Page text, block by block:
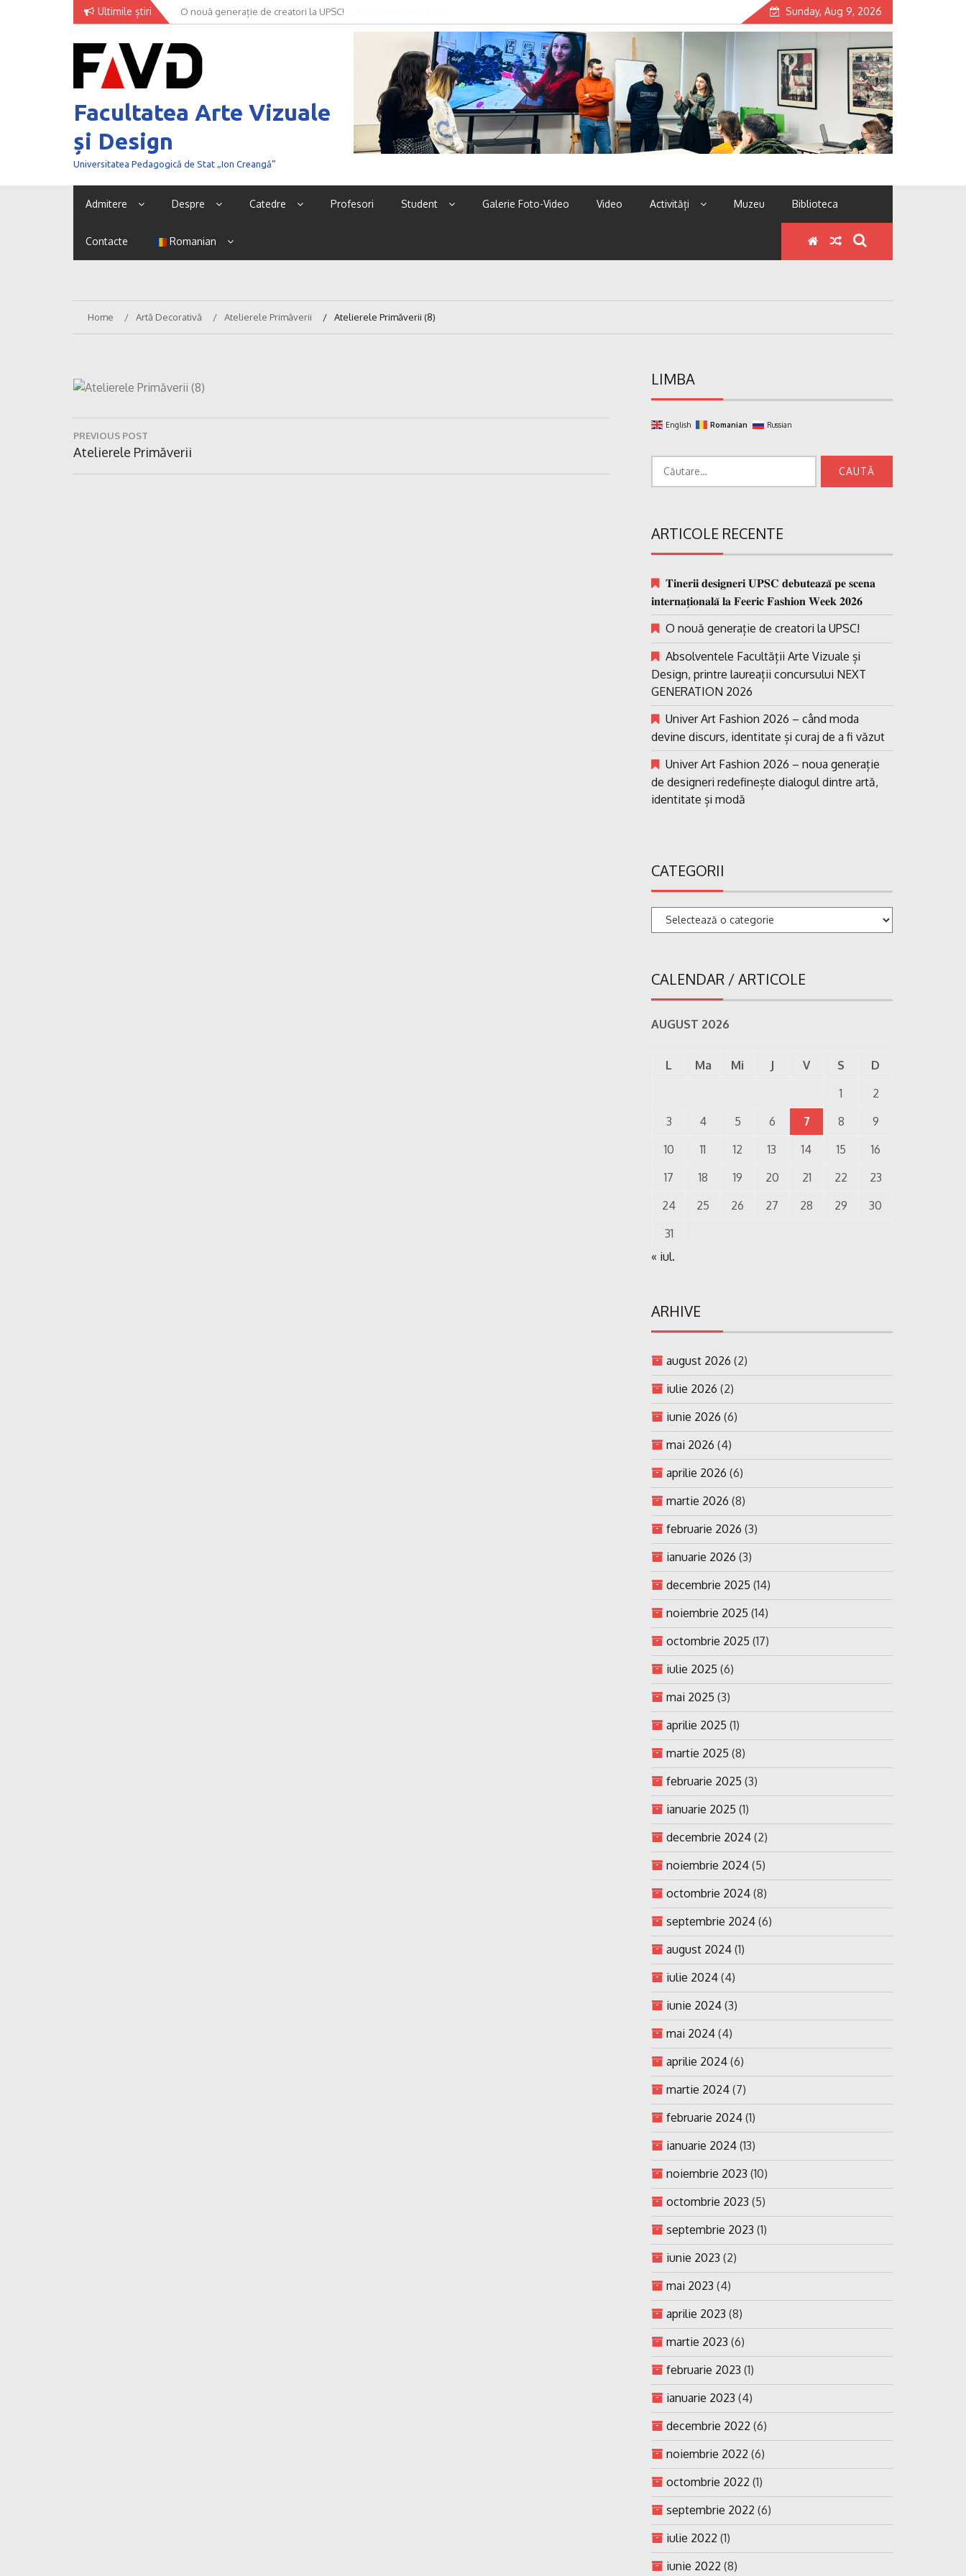
Ultimile știri O nouă generație de creatori la UPSC! Sunday, Aug 9, 2026
Facultatea Arte Vizuale
și Design
Universitatea Pedagogică de Stat „Ion Creangă”
Admitere Despre Catedre Profesori Student Galerie Foto-Video Video Activități Muzeu Biblioteca
Contacte Romanian
Home Artă Decorativă Atelierele Primăverii Atelierele Primăverii (8)
Navigare
în
articole
PREVIOUS POST
Previous
Post:
Atelierele Primăverii
LIMBA
English Romanian Russian
ARTICOLE RECENTE
𝐓𝐢𝐧𝐞𝐫𝐢𝐢 𝐝𝐞𝐬𝐢𝐠𝐧𝐞𝐫𝐢 𝐔𝐏𝐒𝐂 𝐝𝐞𝐛𝐮𝐭𝐞𝐚𝐳𝐚̆ 𝐩𝐞 𝐬𝐜𝐞𝐧𝐚
𝐢𝐧𝐭𝐞𝐫𝐧𝐚𝐭̗𝐢𝐨𝐧𝐚𝐥𝐚̆ 𝐥𝐚 𝐅𝐞𝐞𝐫𝐢𝐜 𝐅𝐚𝐬𝐡𝐢𝐨𝐧 𝐖𝐞𝐞𝐤 𝟐𝟎𝟐𝟔
O nouă generație de creatori la UPSC!
Absolventele Facultății Arte Vizuale și
Design, printre laureații concursului NEXT
GENERATION 2026
Univer Art Fashion 2026 – când moda
devine discurs, identitate și curaj de a fi văzut
Univer Art Fashion 2026 – noua generație
de designeri redefinește dialogul dintre artă,
identitate și modă
CATEGORII
Categorii
CALENDAR / ARTICOLE
AUGUST 2026
L Ma Mi J V S
D
1
2
3
4 5 6 7 8
9
10
11 12 13 14 15
16
17
18 19 20 21 22
23
24
25 26 27 28 29
30
31
« iul.
ARHIVE
august 2026 (2)
iulie 2026 (2)
iunie 2026 (6)
mai 2026 (4)
aprilie 2026 (6)
martie 2026 (8)
februarie 2026 (3)
ianuarie 2026 (3)
decembrie 2025 (14)
noiembrie 2025 (14)
octombrie 2025 (17)
iulie 2025 (6)
mai 2025 (3)
aprilie 2025 (1)
martie 2025 (8)
februarie 2025 (3)
ianuarie 2025 (1)
decembrie 2024 (2)
noiembrie 2024 (5)
octombrie 2024 (8)
septembrie 2024 (6)
august 2024 (1)
iulie 2024 (4)
iunie 2024 (3)
mai 2024 (4)
aprilie 2024 (6)
martie 2024 (7)
februarie 2024 (1)
ianuarie 2024 (13)
noiembrie 2023 (10)
octombrie 2023 (5)
septembrie 2023 (1)
iunie 2023 (2)
mai 2023 (4)
aprilie 2023 (8)
martie 2023 (6)
februarie 2023 (1)
ianuarie 2023 (4)
decembrie 2022 (6)
noiembrie 2022 (6)
octombrie 2022 (1)
septembrie 2022 (6)
iulie 2022 (1)
iunie 2022 (8)